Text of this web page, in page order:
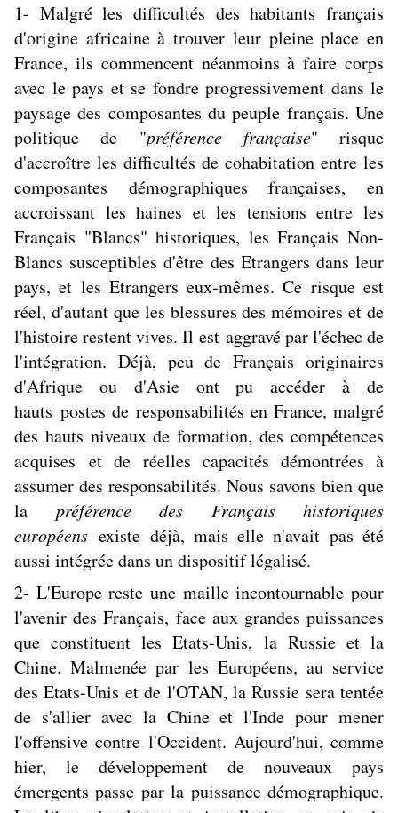
1- Malgré les difficultés des habitants français
d'origine africaine à trouver leur pleine place en
France, ils commencent néanmoins à faire corps
avec le pays et se fondre progressivement dans le
paysage des composantes du peuple français. Une
politique de "préférence française" risque
d'accroître les difficultés de cohabitation entre les
composantes démographiques françaises, en
accroissant les haines et les tensions entre les
Français "Blancs" historiques, les Français Non-
Blancs susceptibles d'être des Etrangers dans leur
pays, et les Etrangers eux-mêmes. Ce risque est
réel, d'autant que les blessures des mémoires et de
l'histoire restent vives. Il est aggravé par l'échec de
l'intégration. Déjà, peu de Français originaires
d'Afrique ou d'Asie ont pu accéder à de
hauts postes de responsabilités en France, malgré
des hauts niveaux de formation, des compétences
acquises et de réelles capacités démontrées à
assumer des responsabilités. Nous savons bien que
la préférence des Français historiques
européens existe déjà, mais elle n'avait pas été
aussi intégrée dans un dispositif légalisé.
2- L'Europe reste une maille incontournable pour
l'avenir des Français, face aux grandes puissances
que constituent les Etats-Unis, la Russie et la
Chine. Malmenée par les Européens, au service
des Etats-Unis et de l'OTAN, la Russie sera tentée
de s'allier avec la Chine et l'Inde pour mener
l'offensive contre l'Occident. Aujourd'hui, comme
hier, le développement de nouveaux pays
émergents passe par la puissance démographique.